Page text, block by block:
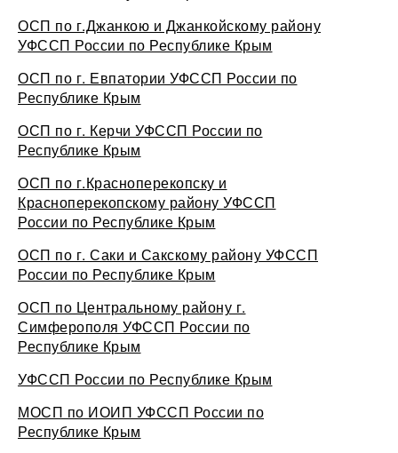
ОСП по г.Джанкою и Джанкойскому району
УФССП России по Республике Крым
ОСП по г. Евпатории УФССП России по
Республике Крым
ОСП по г. Керчи УФССП России по
Республике Крым
ОСП по г.Красноперекопску и
Красноперекопскому району УФССП
России по Республике Крым
ОСП по г. Саки и Сакскому району УФССП
России по Республике Крым
ОСП по Центральному району г.
Симферополя УФССП России по
Республике Крым
УФССП России по Республике Крым
МОСП по ИОИП УФССП России по
Республике Крым